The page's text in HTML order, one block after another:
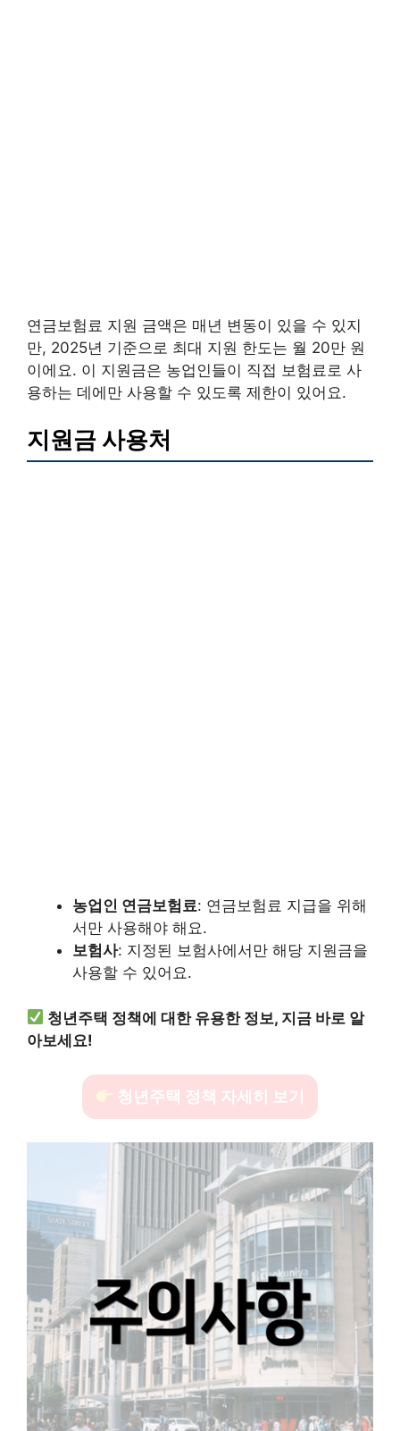
연금보험료 지원 금액은 매년 변동이 있을 수 있지
만, 2025년 기준으로 최대 지원 한도는 월 20만 원
이에요. 이 지원금은 농업인들이 직접 보험료로 사
용하는 데에만 사용할 수 있도록 제한이 있어요.
지원금 사용처
농업인 연금보험료: 연금보험료 지급을 위해
서만 사용해야 해요.
보험사: 지정된 보험사에서만 해당 지원금을
사용할 수 있어요.
청년주택 정책에 대한 유용한 정보, 지금 바로 알
아보세요!
청년주택 정책 자세히 보기